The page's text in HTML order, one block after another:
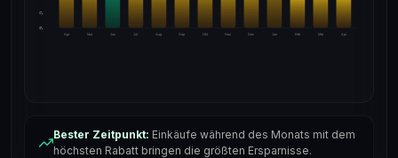
6%
0%
Apr
Mai Jun Jul Aug Sep Okt Nov Dez Jan Feb Mär Apr
Bester Zeitpunkt: Einkäufe während des Monats mit dem
höchsten Rabatt bringen die größten Ersparnisse.